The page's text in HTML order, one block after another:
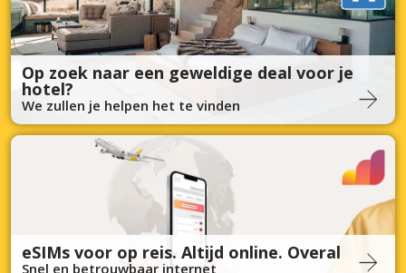
Op zoek naar een geweldige deal voor je
hotel?
We zullen je helpen het te vinden
eSIMs voor op reis. Altijd online. Overal
Snel en betrouwbaar internet